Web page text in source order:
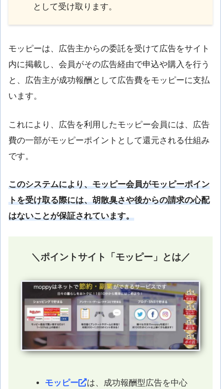
として受け取ります。
モッピーは、広告主からの委託を受けて広告をサイト
内に掲載し、会員がその広告経由で申込や購入を行う
と、広告主が成功報酬として広告費をモッピーに支払
います。
これにより、広告を利用したモッピー会員には、広告
費の一部がモッピーポイントとして還元される仕組み
です。
このシステムにより、モッピー会員がモッピーポイン
トを受け取る際には、胡散臭さや後からの請求の心配
はないことが保証されています。
＼ポイントサイト「モッピー」とは／
モッピー
は、成功報酬型広告を中心